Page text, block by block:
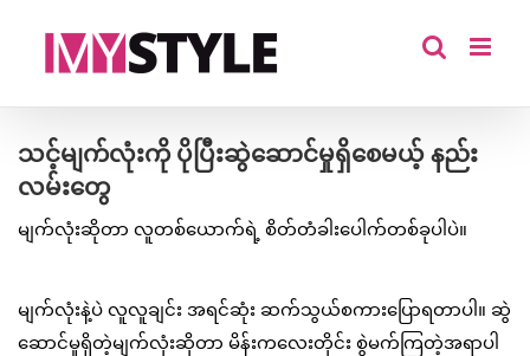
သင့်မျက်လုံးကို ပိုပြီးဆွဲဆောင်မှုရှိစေမယ့် နည်း
လမ်းတွေ
မျက်လုံးဆိုတာ လူတစ်ယောက်ရဲ့ စိတ်တံခါးပေါက်တစ်ခုပါပဲ။
မျက်လုံးနဲ့ပဲ လူလူချင်း အရင်ဆုံး ဆက်သွယ်စကားပြောရတာပါ။ ဆွဲ
ဆောင်မှုရှိတဲ့မျက်လုံးဆိုတာ မိန်းကလေးတိုင်း စွဲမက်ကြတဲ့အရာပါ